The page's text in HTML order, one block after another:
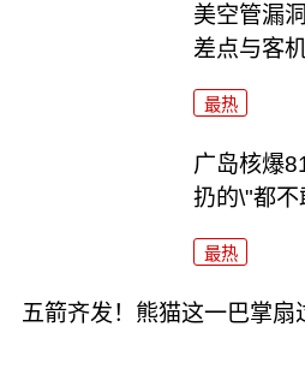
美空管漏
差点与客
最热
广岛核爆
扔的\"都不
最热
五箭齐发！熊猫这一巴掌